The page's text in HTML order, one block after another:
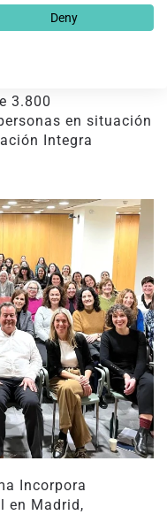
3.800
en situación
Integra
Incorpora
en Madrid,
Deny